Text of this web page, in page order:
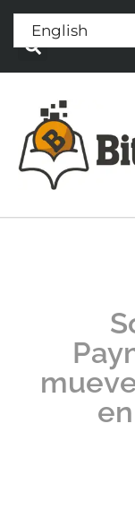
Press